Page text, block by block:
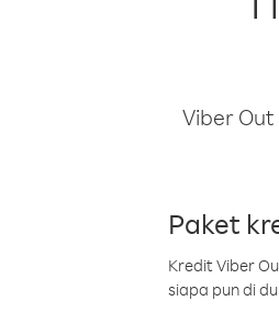
Viber
Paket
Kredit Viber
siapa pun di